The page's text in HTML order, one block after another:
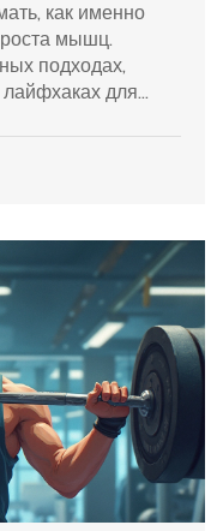
как именно
роста мышц.
подходах,
для
Всё